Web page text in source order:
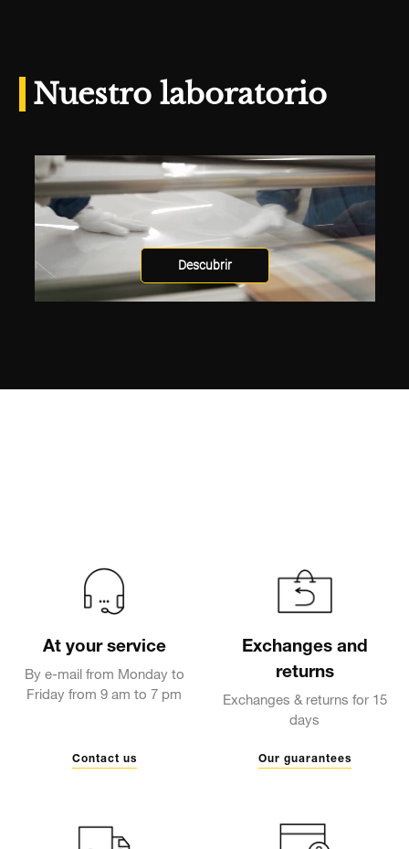
Nuestro laboratorio
Descubrir
At your service
By e-mail from Monday to
Friday from 9 am to 7 pm
Contact us
Exchanges and
returns
Exchanges & returns for 15
days
Our guarantees